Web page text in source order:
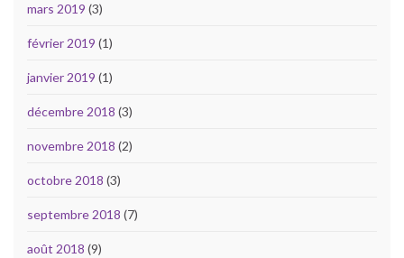
mars 2019 (3)
février 2019 (1)
janvier 2019 (1)
décembre 2018 (3)
novembre 2018 (2)
octobre 2018 (3)
septembre 2018 (7)
août 2018 (9)